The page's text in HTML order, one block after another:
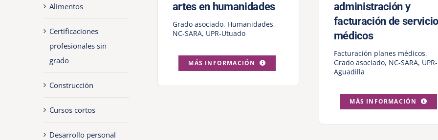
Alimentos
Certificaciones
profesionales sin
grado
Construcción
Cursos cortos
Desarrollo personal
artes en humanidades
Grado asociado, Humanidades,
NC-SARA, UPR-Utuado
MÁS INFORMACIÓN
administración y
facturación de
médicos
Facturación planes médicos,
Grado asociado, NC-SARA, UPR-
Aguadilla
MÁS INFORMACIÓN